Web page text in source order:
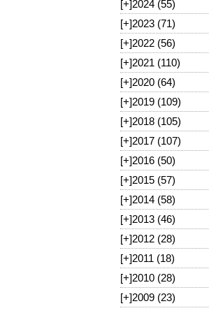
[+]2024 (55)
[+]2023 (71)
[+]2022 (56)
[+]2021 (110)
[+]2020 (64)
[+]2019 (109)
[+]2018 (105)
[+]2017 (107)
[+]2016 (50)
[+]2015 (57)
[+]2014 (58)
[+]2013 (46)
[+]2012 (28)
[+]2011 (18)
[+]2010 (28)
[+]2009 (23)